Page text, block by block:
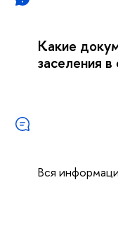
Какие
заселения
Вся